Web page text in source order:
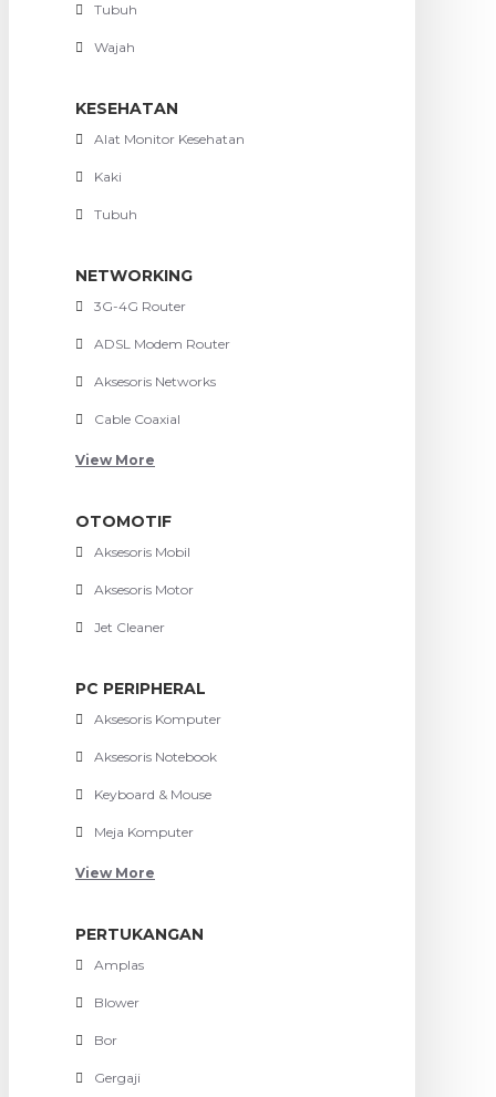
Tubuh
Wajah
KESEHATAN
Alat Monitor Kesehatan
Kaki
Tubuh
NETWORKING
3G-4G Router
ADSL Modem Router
Aksesoris Networks
Cable Coaxial
View More
OTOMOTIF
Aksesoris Mobil
Aksesoris Motor
Jet Cleaner
PC PERIPHERAL
Aksesoris Komputer
Aksesoris Notebook
Keyboard & Mouse
Meja Komputer
View More
PERTUKANGAN
Amplas
Blower
Bor
Gergaji